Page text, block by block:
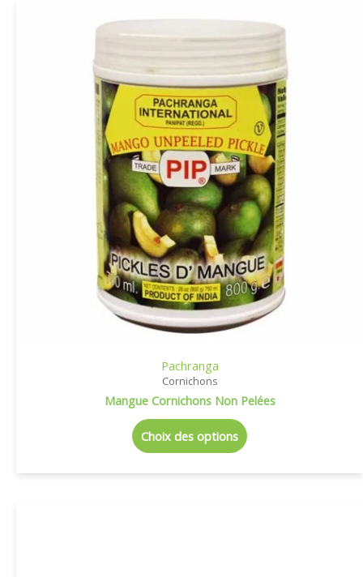
Pachranga
Cornichons
Mangue Cornichons Non Pelées
Choix des options